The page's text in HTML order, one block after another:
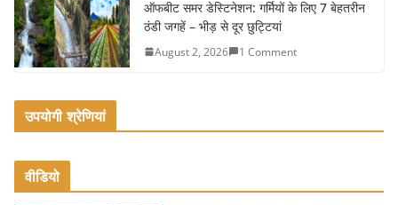
ऑफबीट समर डेस्टिनेशन: गर्मियों के लिए 7 बेहतरीन
ठंडी जगहें – भीड़ से दूर छुट्टियां
August 2, 2026 1 Comment
उपयोगी श्रेणियां
वीडियो